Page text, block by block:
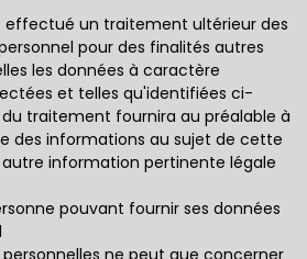
effectué un traitement ultérieur des
pour des finalités autres
les données à caractère
et telles qu'identifiées ci-
du traitement fournira au préalable à
des informations au sujet de cette
information pertinente légale
pouvant fournir ses données
ne peut que concerner